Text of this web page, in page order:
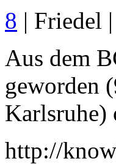
8 | Friedel
Aus dem
geworden
Karlsruhe)
http://